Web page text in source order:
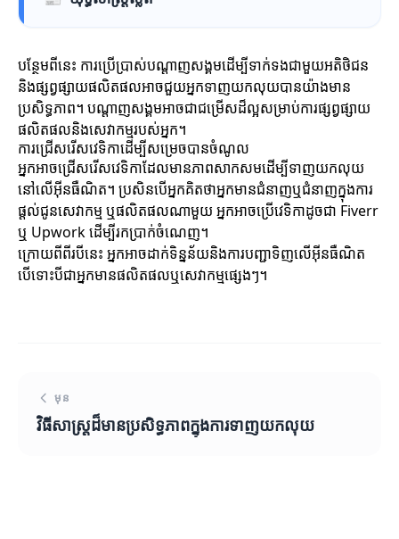
បន្ថែមពីនេះ ការប្រើប្រាស់បណ្តាញសង្គមដើម្បីទាក់ទងជាមួយអតិថិជន
និងផ្សព្វផ្សាយផលិតផលអាចជួយអ្នកទាញយកលុយបានយ៉ាងមាន
ប្រសិទ្ធភាព។ បណ្តាញសង្គមអាចជាជម្រើសដ៏ល្អសម្រាប់ការផ្សព្វផ្សាយ
ផលិតផលនិងសេវាកម្មរបស់អ្នក។
ការជ្រើសរើសវេទិកាដើម្បីសម្រេចបានចំណូល
អ្នកអាចជ្រើសរើសវេទិកាដែលមានភាពសាកសមដើម្បីទាញយកលុយ
នៅលើអ៊ីនធឺណិត។ ប្រសិនបើអ្នកគិតថាអ្នកមានជំនាញឬជំនាញក្នុងការ
ផ្តល់ជូនសេវាកម្ម ឬផលិតផលណាមួយ អ្នកអាចប្រើវេទិកា​ដូចជា Fiverr
ឬ Upwork ដើម្បីរកប្រាក់ចំណេញ។
ក្រោយពីពីរបីនេះ អ្នកអាចដាក់ទិន្នន័យនិងការបញ្ជាទិញលើអ៊ីនធឺណិត
បើទោះបីជាអ្នកមានផលិតផលឬសេវាកម្មផ្សេងៗ។
មុន
វិធីសាស្ត្រដ៏មានប្រសិទ្ធភាពក្នុងការទាញយកលុយ